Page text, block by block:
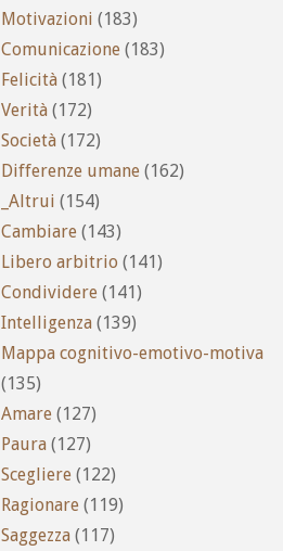
Motivazioni (183)
Comunicazione (183)
Felicità (181)
Verità (172)
Società (172)
Differenze umane (162)
_Altrui (154)
Cambiare (143)
Libero arbitrio (141)
Condividere (141)
Intelligenza (139)
Mappa cognitivo-emotivo-motiva
(135)
Amare (127)
Paura (127)
Scegliere (122)
Ragionare (119)
Saggezza (117)